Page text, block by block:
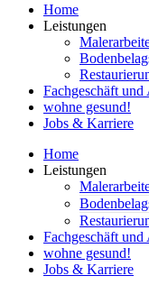
Home
Leistungen
Fachgeschäft und
wohne gesund!
Jobs & Karriere
Home
Leistungen
Fachgeschäft und
wohne gesund!
Jobs & Karriere